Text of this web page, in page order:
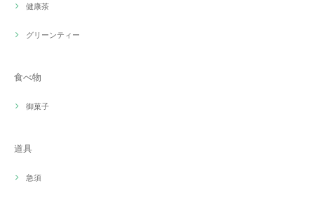
健康茶
グリーンティー
食べ物
御菓子
道具
急須